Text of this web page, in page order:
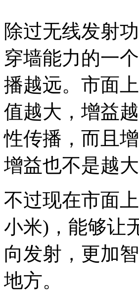
除过无线发射
穿墙能力的一
播越远。市面
值越大，增益
性传播，而且
增益也不是越大
不过现在市面
小米)，能够让
向发射，更加
地方。